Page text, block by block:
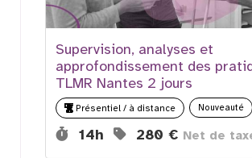
Supervision, analyses et
approfondissement des
TLMR Nantes 2 jours
Présentiel / à distance Nouveauté
Durée :
14h Prix :
280 € Net de